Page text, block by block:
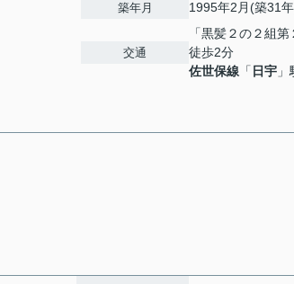
築年月 1995年2月(築31
交通
「黒髪２の２組
徒歩2分
佐世保線 「 日宇